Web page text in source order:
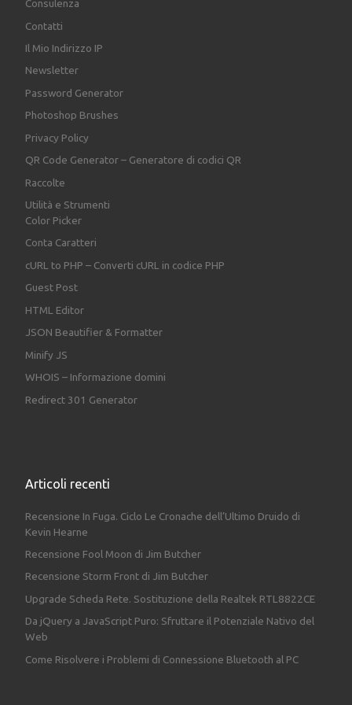
Consulenza
Contatti
Il Mio Indirizzo IP
Newsletter
Password Generator
Photoshop Brushes
Privacy Policy
QR Code Generator – Generatore di codici QR
Raccolte
Utilità e Strumenti
Color Picker
Conta Caratteri
cURL to PHP – Converti cURL in codice PHP
Guest Post
HTML Editor
JSON Beautifier & Formatter
Minify JS
WHOIS – Informazione domini
Redirect 301 Generator
Articoli recenti
Recensione In Fuga. Ciclo Le Cronache dell’Ultimo Druido di
Kevin Hearne
Recensione Fool Moon di Jim Butcher
Recensione Storm Front di Jim Butcher
Upgrade Scheda Rete. Sostituzione della Realtek RTL8822CE
Da jQuery a JavaScript Puro: Sfruttare il Potenziale Nativo del
Web
Come Risolvere i Problemi di Connessione Bluetooth al PC